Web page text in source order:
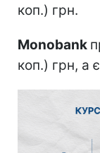
коп.) грн.
Monobank
коп.) грн, а